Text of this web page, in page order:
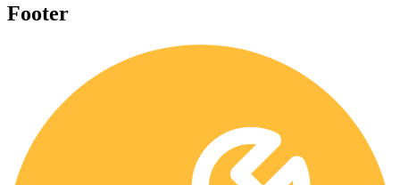
Footer